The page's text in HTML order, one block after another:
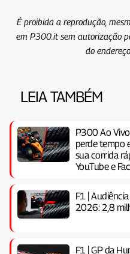
É proibida a reprodução,
em P300.it sem autorização
do
LEIA TAMBÉM
P300 Ao
perde tempo
sua corrida
YouTube e
F1 |
2026: 2,8
F1 | GP da